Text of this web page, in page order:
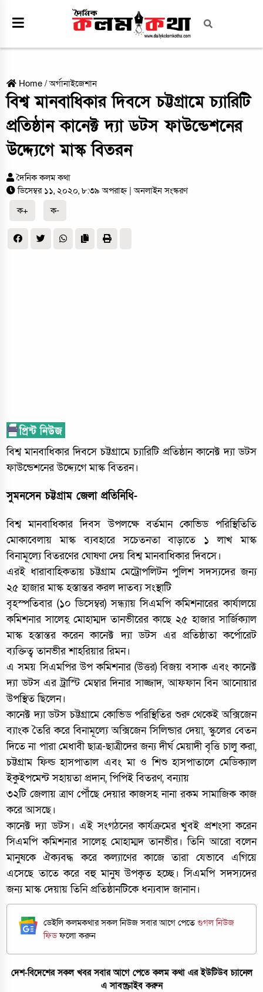
Home /অর্গানাইজেশান
বিশ্ব মানবাধিকার দিবসে চট্টগ্রামে চ্যারিটি
প্রতিষ্ঠান কানেক্ট দ্যা ডটস ফাউন্ডেশনের
উদ্দ্যেগে মাস্ক বিতরন
দৈনিক কলম কথা
ডিসেম্বর ১১, ২০২০, ৮:৩৯ অপরাহ্ন | অনলাইন সংস্করণ
ক+
ক-
বিশ্ব মানবাধিকার দিবসে চট্টগ্রামে চ্যারিটি প্রতিষ্ঠান কানেক্ট দ্যা ডটস
ফাউন্ডেশনের উদ্দ্যেগে মাস্ক বিতরন।
সুমনসেন চট্টগ্রাম জেলা প্রতিনিধি-
বিশ্ব মানবাধিকার দিবস উপলক্ষে বর্তমান কোভিড পরিস্থিতিতি
মোকাবেলায় মাস্ক ব্যবহারে সচেতনতা বাড়াতে ১ লাখ মাস্ক
বিনামূল্যে বিতরণের ঘোষণা দেয় বিশ্ব মানবাধিকার দিবসে।
এরই ধারাবাহিকতায় চট্টগ্রাম মেট্রোপলিটন পুলিশ সদস্যদের জন্য
২৫ হাজার মাস্ক হস্তান্তর করল দাতব্য সংস্থাটি
বৃহস্পতিবার (১০ ডিসেম্বর) সন্ধ্যায় সিএমপি কমিশনারের কার্যালয়ে
কমিশনার সালেহ্ মোহাম্মদ তানভীরের কাছে ২৫ হাজার সার্জিক্যাল
মাস্ক হস্তান্তর করেন কানেক্ট দ্যা ডটস এর প্রতিষ্ঠাতা কর্পোরেট
ব্যক্তিত্ব তানভীর শাহরিয়ার রিমন।
এ সময় সিএমপির উপ কমিশনার (উত্তর) বিজয় বসাক এবং কানেক্ট
দ্যা ডটস এর ট্রাস্টি মেম্বার দিনার সাজ্জাদ, আফফান বিন আনোয়ার
উপস্থিত ছিলেন।
কানেক্ট দ্যা ডটস চট্টগ্রামে কোভিড পরিস্থিতির শুরু থেকেই অক্সিজেন
ব্যাংক তৈরি করে বিনামূল্যে অক্সিজেন সিলিন্ডার দেয়া, স্কুলের বেতন
দিতে না পারা মেধাবী ছাত্র-ছাত্রীদের জন্য দীর্ঘ মেয়াদী বৃত্তি চালু করা,
চট্টগ্রাম ফিল্ড হাসপাতাল এবং মা ও শিশু হাসপাতালে মেডিক্যাল
ইকুইপমেন্ট সহায়তা প্রদান, পিপিই বিতরণ, বন্যায়
৩২টি জেলায় ত্রাণ পৌঁছে দেয়ার কাজসহ নানা রকম সামাজিক কাজ
করে আসছে।
কানেক্ট দ্যা ডটস। এই সংগঠনের কার্যক্রমের খুবই প্রশংসা করেন
সিএমপি কমিশনার সালেহ্ মোহাম্মদ তানভীর। তিনি আরো বলেন
মানুষকে ঐক্যবদ্ধ করে কল্যাণের কাজে তারা যেভাবে এগিয়ে
এসেছে তাতে করে বহু মানুষ উপকৃত হচ্ছে। সিএমপি সদস্যদের
জন্য মাস্ক দেয়ায় তিনি প্রতিষ্ঠানটিকে ধন্যবাদ জানান।
ডেইলি কলমকথার সকল নিউজ সবার আগে পেতেগুগল নিউজ
ফিডফলো করুন
দেশ-বিদেশের সকল খবর সবার আগে পেতে কলম কথা এর ইউটিউব চ্যানেল
এ সাবস্ক্রাইব করুন